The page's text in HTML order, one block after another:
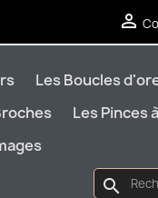

Les Boucles
Les Pinces
search